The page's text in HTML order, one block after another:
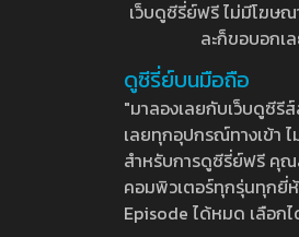
เว็บดูซีรี่ย์ฟรี ไม่มีโฆษ
ละก็ขอบอกเ
ดูซีรี่ย์บนมือถือ
"มาลองเลยกับเว็บดูซีรี
เลยทุกอุปกรณ์ทางเข้า
สำหรับการดูซีรี่ย์ฟรี คุณ
คอมพิวเตอร์ทุกรุ่นทุกยี่ห้
Episode ได้หมด เลือก